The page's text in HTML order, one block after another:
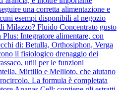
una corretta alimentazione e
esempi disponibili al negozio
Milazzo? Fluido Concentrato gusto
Integratore alimentare, con
di: Betulla, Orthosiphon, Verga
il fisiologico drenaggio dei
utili per le funzioni
Mirtillo e Meliloto, che aiutano
La formula è completata